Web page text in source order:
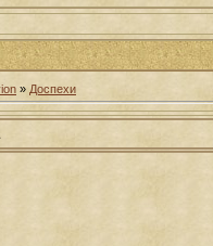
» Доспехи